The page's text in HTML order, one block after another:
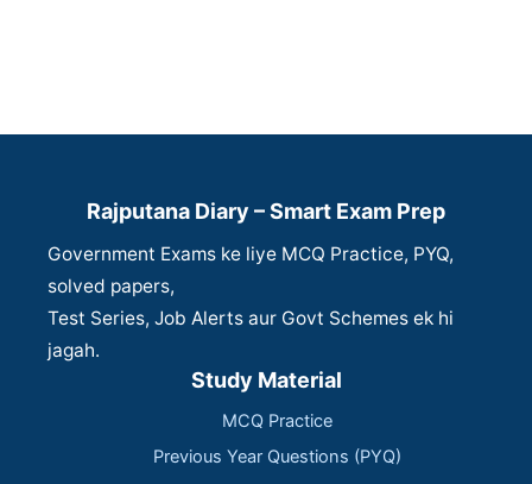
Rajputana Diary – Smart Exam Prep
Government Exams ke liye MCQ Practice, PYQ,
solved papers,
Test Series, Job Alerts aur Govt Schemes ek hi
jagah.
Study Material
MCQ Practice
Previous Year Questions (PYQ)